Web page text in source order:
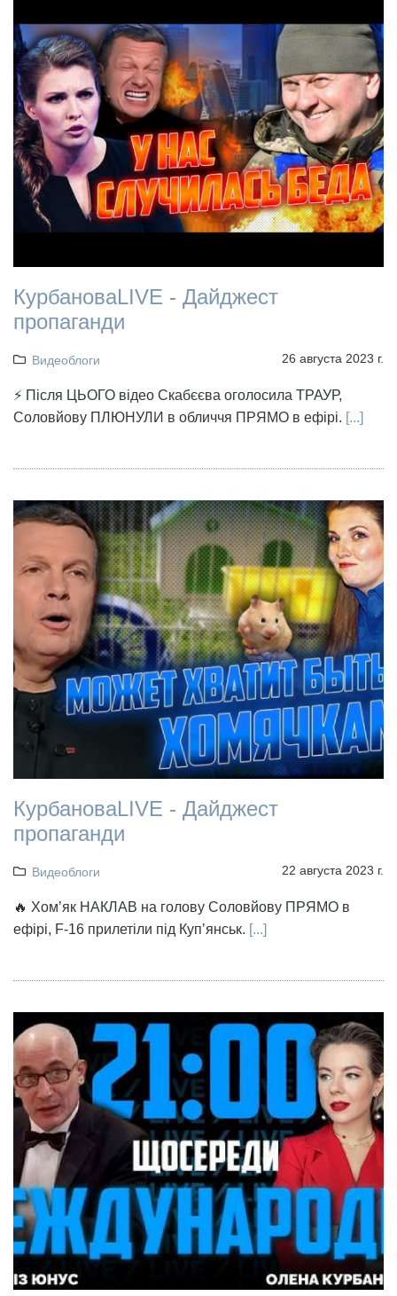
КурбановаLIVE - Дайджест
пропаганди
Видеоблоги 26 августа 2023 г.
⚡️ Після ЦЬОГО відео Скабєєва оголосила ТРАУР,
Соловйову ПЛЮНУЛИ в обличчя ПРЯМО в ефірі. [...]
КурбановаLIVE - Дайджест
пропаганди
Видеоблоги 22 августа 2023 г.
🔥 Хомʼяк НАКЛАВ на голову Соловйову ПРЯМО в
ефірі, F-16 прилетіли під Купʼянськ. [...]